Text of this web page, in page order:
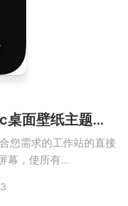
Widgetter v1.14.10.3W Mac桌面壁纸主题屏保破解版
您需求的工作站的直接
幕，使所有...